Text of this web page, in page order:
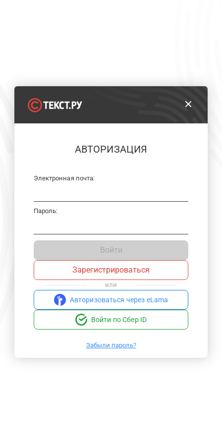
АВТОРИЗАЦИЯ
Электронная почта:
Пароль:
Войти
Зарегистрироваться
или
Авторизоваться через eLama
Войти по Сбер ID
Забыли пароль?